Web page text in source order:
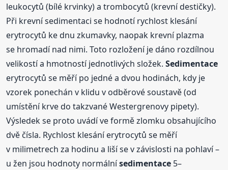
leukocytů (bílé krvinky) a trombocytů (krevní destičky).
Při krevní sedimentaci se hodnotí rychlost klesání
erytrocytů ke dnu zkumavky, naopak krevní plazma
se hromadí nad nimi. Toto rozložení je dáno rozdílnou
velikostí a hmotností jednotlivých složek.Sedimentace
erytrocytů se měří po jedné a dvou hodinách, kdy je
vzorek ponechán v klidu v odběrové soustavě (od
umístění krve do takzvané Westergrenovy pipety).
Výsledek se proto uvádí ve formě zlomku obsahujícího
dvě čísla. Rychlost klesání erytrocytů se měří
v milimetrech za hodinu a liší se v závislosti na pohlaví –
u žen jsou hodnoty normálnísedimentace 5–